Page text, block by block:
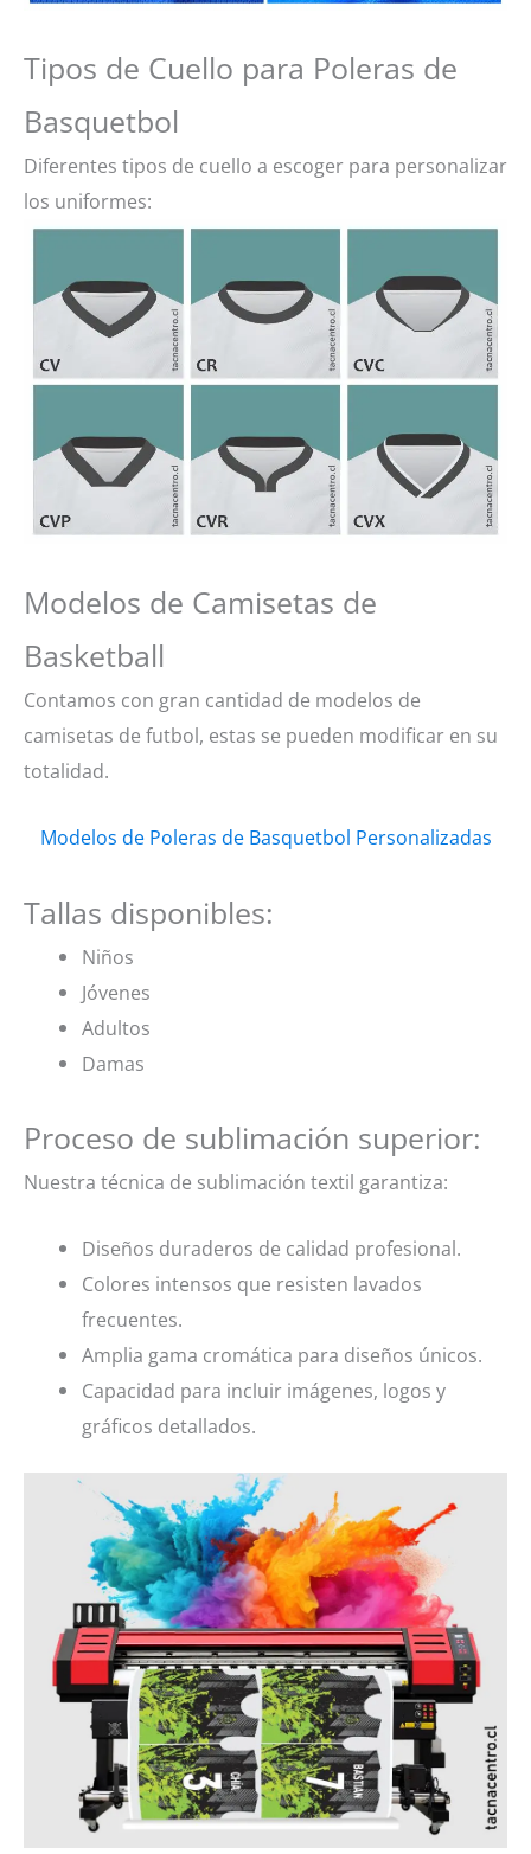
Tipos de Cuello para Poleras de
Basquetbol
Diferentes tipos de cuello a escoger para personalizar
los uniformes:
Modelos de Camisetas de
Basketball
Contamos con gran cantidad de modelos de
camisetas de futbol, estas se pueden modificar en su
totalidad.
Modelos de Poleras de Basquetbol Personalizadas
Tallas disponibles:
Niños
Jóvenes
Adultos
Damas
Proceso de sublimación superior:
Nuestra técnica de sublimación textil garantiza:
Diseños duraderos de calidad profesional.
Colores intensos que resisten lavados
frecuentes.
Amplia gama cromática para diseños únicos.
Capacidad para incluir imágenes, logos y
gráficos detallados.